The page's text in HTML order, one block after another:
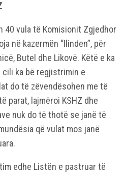
40 vula të Komisionit Zgjedhor
në kazermën “Ilinden”, për
Butel dhe Likovë. Këtë e ka
cili ka bë regjistrimin e
do të zëvendësohen me të
parat, lajmëroi KSHZ dhe
nuk do të thotë se janë të
që vulat mos janë
edhe Listën e pastruar të